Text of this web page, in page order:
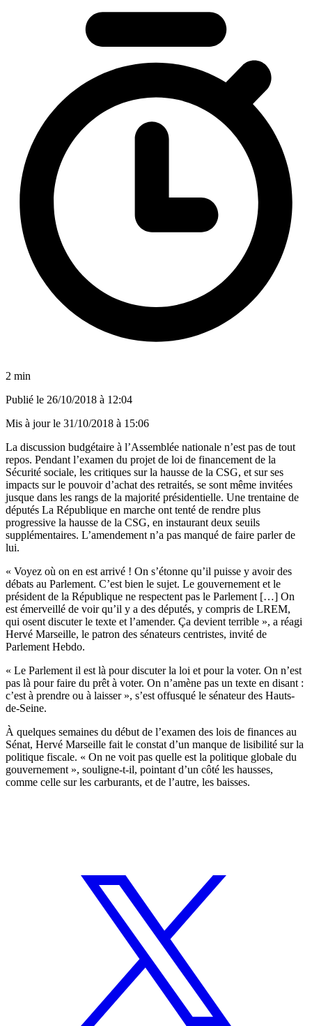
2 min
Publié le 26/10/2018 à 12:04
Mis à jour le 31/10/2018 à 15:06
La discussion budgétaire à l’Assemblée nationale n’est pas de tout
repos. Pendant l’examen du projet de loi de financement de la
Sécurité sociale, les critiques sur la hausse de la CSG, et sur ses
impacts sur le pouvoir d’achat des retraités, se sont même invitées
jusque dans les rangs de la majorité présidentielle. Une trentaine de
députés La République en marche ont tenté de rendre plus
progressive la hausse de la CSG, en instaurant deux seuils
supplémentaires. L’amendement n’a pas manqué de faire parler de
lui.
« Voyez où on en est arrivé ! On s’étonne qu’il puisse y avoir des
débats au Parlement. C’est bien le sujet. Le gouvernement et le
président de la République ne respectent pas le Parlement […] On
est émerveillé de voir qu’il y a des députés, y compris de LREM,
qui osent discuter le texte et l’amender. Ça devient terrible », a réagi
Hervé Marseille, le patron des sénateurs centristes, invité de
Parlement Hebdo.
« Le Parlement il est là pour discuter la loi et pour la voter. On n’est
pas là pour faire du prêt à voter. On n’amène pas un texte en disant :
c’est à prendre ou à laisser », s’est offusqué le sénateur des Hauts-
de-Seine.
À quelques semaines du début de l’examen des lois de finances au
Sénat, Hervé Marseille fait le constat d’un manque de lisibilité sur la
politique fiscale. « On ne voit pas quelle est la politique globale du
gouvernement », souligne-t-il, pointant d’un côté les hausses,
comme celle sur les carburants, et de l’autre, les baisses.